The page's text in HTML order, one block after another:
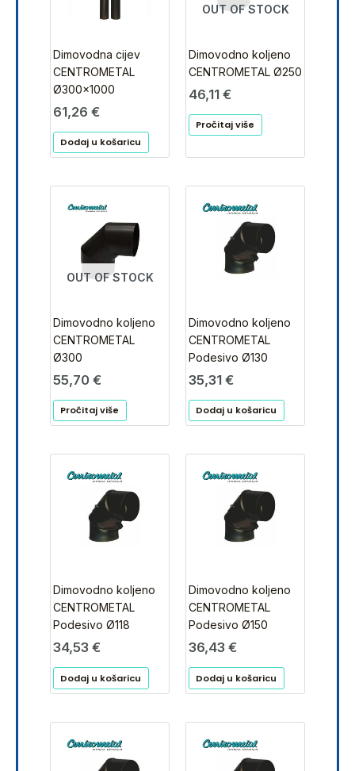
Dimovodna cijev
CENTROMETAL
Ø300×1000
61,26 €
Dodaj u košaricu
OUT OF STOCK
Dimovodno koljeno
CENTROMETAL Ø250
46,11 €
Pročitaj više
OUT OF STOCK
Dimovodno koljeno
CENTROMETAL
Ø300
55,70 €
Pročitaj više
Dimovodno koljeno
CENTROMETAL
Podesivo Ø130
35,31 €
Dodaj u košaricu
Dimovodno koljeno
CENTROMETAL
Podesivo Ø118
34,53 €
Dodaj u košaricu
Dimovodno koljeno
CENTROMETAL
Podesivo Ø150
36,43 €
Dodaj u košaricu